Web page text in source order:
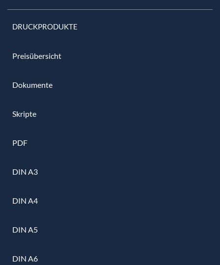
DRUCKPRODUKTE
Preisübersicht
Dokumente
Skripte
PDF
DIN A3
DIN A4
DIN A5
DIN A6